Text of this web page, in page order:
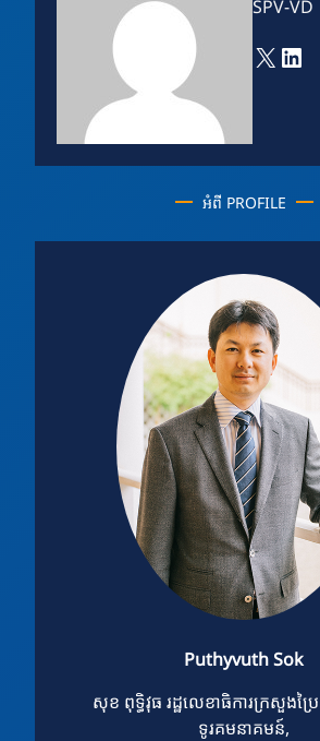
SPV-VD
X LinkedIn
អំពី PROFILE
Puthyvuth Sok
សុខ ពុទ្ធិវុធ រដ្ឋលេខាធិការក្រសួ
ទូរគមនាគមន៍,